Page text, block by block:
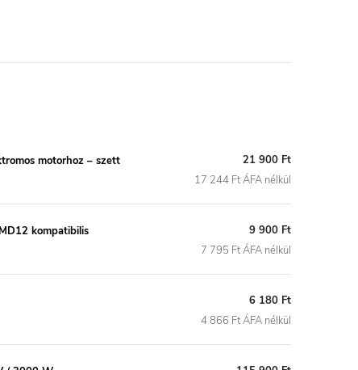
motorhoz – szett
21 900 Ft
17 244 Ft ÁFA nélkül
kompatibilis
9 900 Ft
7 795 Ft ÁFA nélkül
6 180 Ft
4 866 Ft ÁFA nélkül